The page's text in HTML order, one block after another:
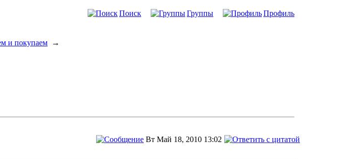
Поиск Группы Профиль
и покупаем →
Вт Май 18, 2010 13:02